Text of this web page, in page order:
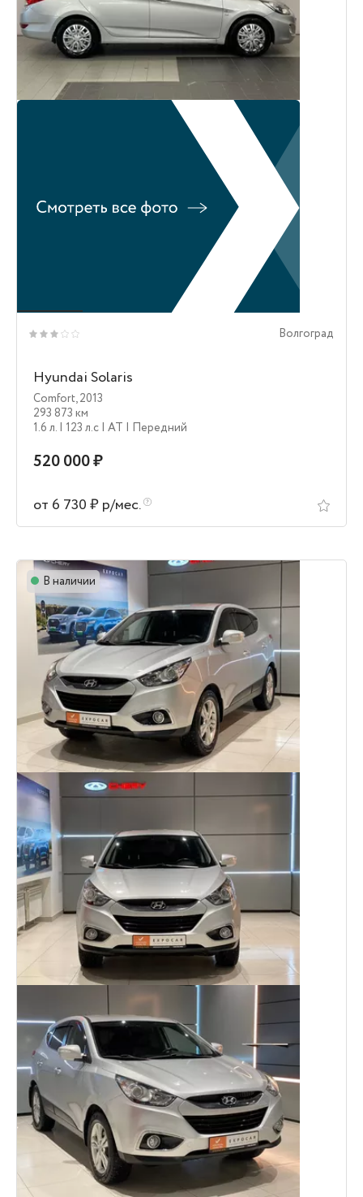
Волгоград
Hyundai Solaris
Comfort,2013
293 873 км
1.6 л. | 123 л.c | AT | Передний
520 000 ₽
от 6 730 ₽ р/мес.
В наличии